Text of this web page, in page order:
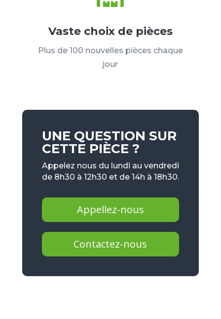
Vaste choix de pièces
Plus de 100 nouvelles pièces chaque
jour
UNE QUESTION SUR
CETTE PIÈCE ?
Appelez nous du lundi au vendredi
de 8h30 à 12h30 et de 14h à 18h30.
Appellez-nous
Contactez-nous